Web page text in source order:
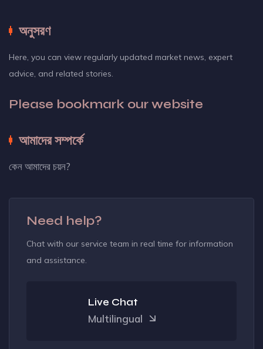
অনুসরণ
Here, you can view regularly updated market news, expert
advice, and related stories.
Please bookmark our website
আমাদের সম্পর্কে
কেন আমাদের চয়ন?
Need help?
Chat with our service team in real time for information
and assistance.
Live Chat
Multilingual